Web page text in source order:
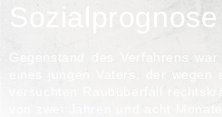
Sozialprognose
Gegenstand des Verfahrens
eines jungen Vaters, der wegen
versuchten Raubüberfall
von zwei Jahren und acht